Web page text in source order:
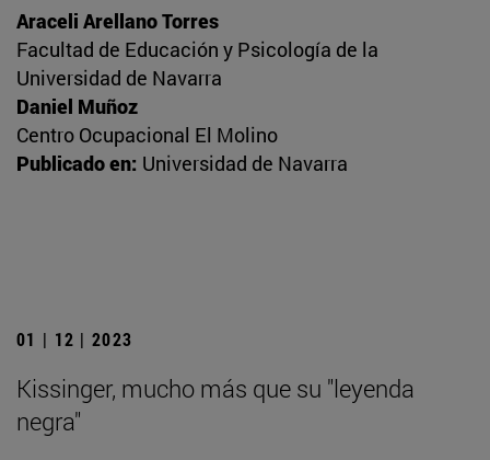
Araceli Arellano Torres
Facultad de Educación y Psicología de la
Universidad de Navarra
Daniel Muñoz
Centro Ocupacional El Molino
Publicado en: Universidad de Navarra
01 | 12 | 2023
Kissinger, mucho más que su "leyenda
negra"